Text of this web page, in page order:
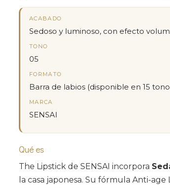
ACABADO
Sedoso y luminoso, con efecto
TONO
05
FORMATO
Barra de labios (disponible en 15
MARCA
SENSAI
Qué es
The Lipstick de SENSAI incorpora
la casa japonesa. Su fórmula Anti-